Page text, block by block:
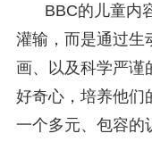
BBC的儿童内
灌输，而是通过生
画、以及科学严谨
好奇心，培养他们
一个多元、包容的